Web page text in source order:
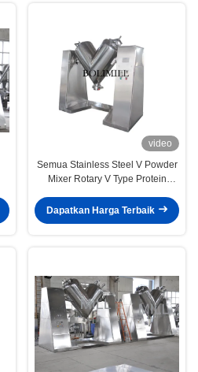
video
Semua Stainless Steel V Powder
Mixer Rotary V Type Protein
Dapatkan Harga Terbaik